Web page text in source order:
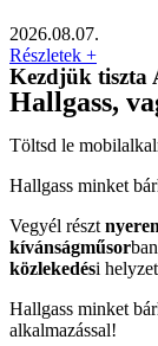
2026.08.07.
Részletek +
Kezdjük tiszta
Hallgass,
Töltsd le
Hallgass minket
Vegyél részt
kívánságműsor
közlekedési
Hallgass minket
alkalmazással!